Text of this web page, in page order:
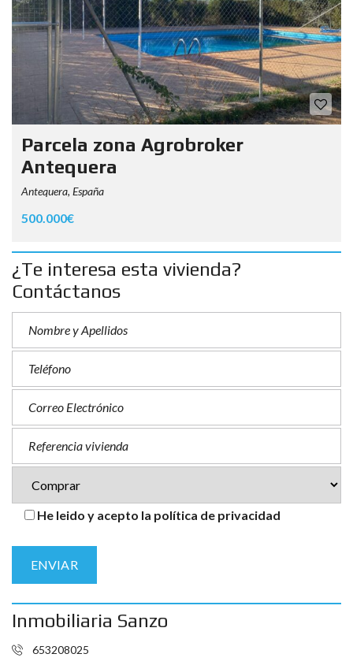
Parcela zona Agrobroker
Antequera
Antequera, España
500.000€
¿Te interesa esta vivienda?
Contáctanos
He leido y acepto la política de privacidad
Inmobiliaria Sanzo
653208025